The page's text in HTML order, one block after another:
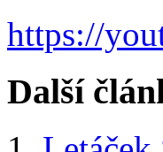
https://
Další